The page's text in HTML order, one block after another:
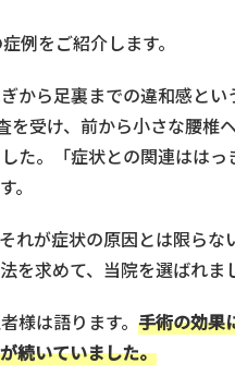
例をご紹介します。
から足裏までの違和感とい
を受け、前から小さな腰椎
た。「症状との関連ははっ
。
れが症状の原因とは限らな
を求めて、当院を選ばれま
様は語ります。 手術の効果
続いていました。